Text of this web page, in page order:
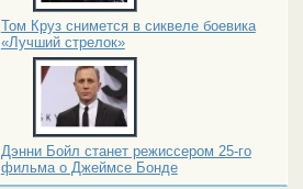
Том Круз снимется в сиквеле боевика
«Лучший стрелок»
Дэнни Бойл станет режиссером 25-го
фильма о Джеймсе Бонде